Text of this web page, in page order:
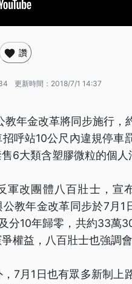
讚
更新時間： 2018/7/1 14:37
教年金改革將同步施行，
呼站10公尺內違規停
6大類含塑膠微粒的個人
軍改團體八百壯士，宣
教年金改革同步於7月
分10年歸零，共約33萬
權益，八百壯士也強調會
7月1日也有眾多新制上